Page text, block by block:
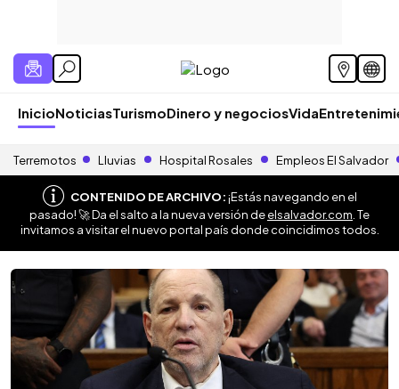
InicioNoticiasTurismoDinero y negociosVida
Terremotos Lluvias Hospital Rosales Empleos El Salvador
CONTENIDO DE ARCHIVO:¡Estás navegando en el
pasado! 🚀 Da el salto a la nueva versión deelsalvador.com . Te
invitamos a visitar el nuevo portal país donde coincidimos todos.